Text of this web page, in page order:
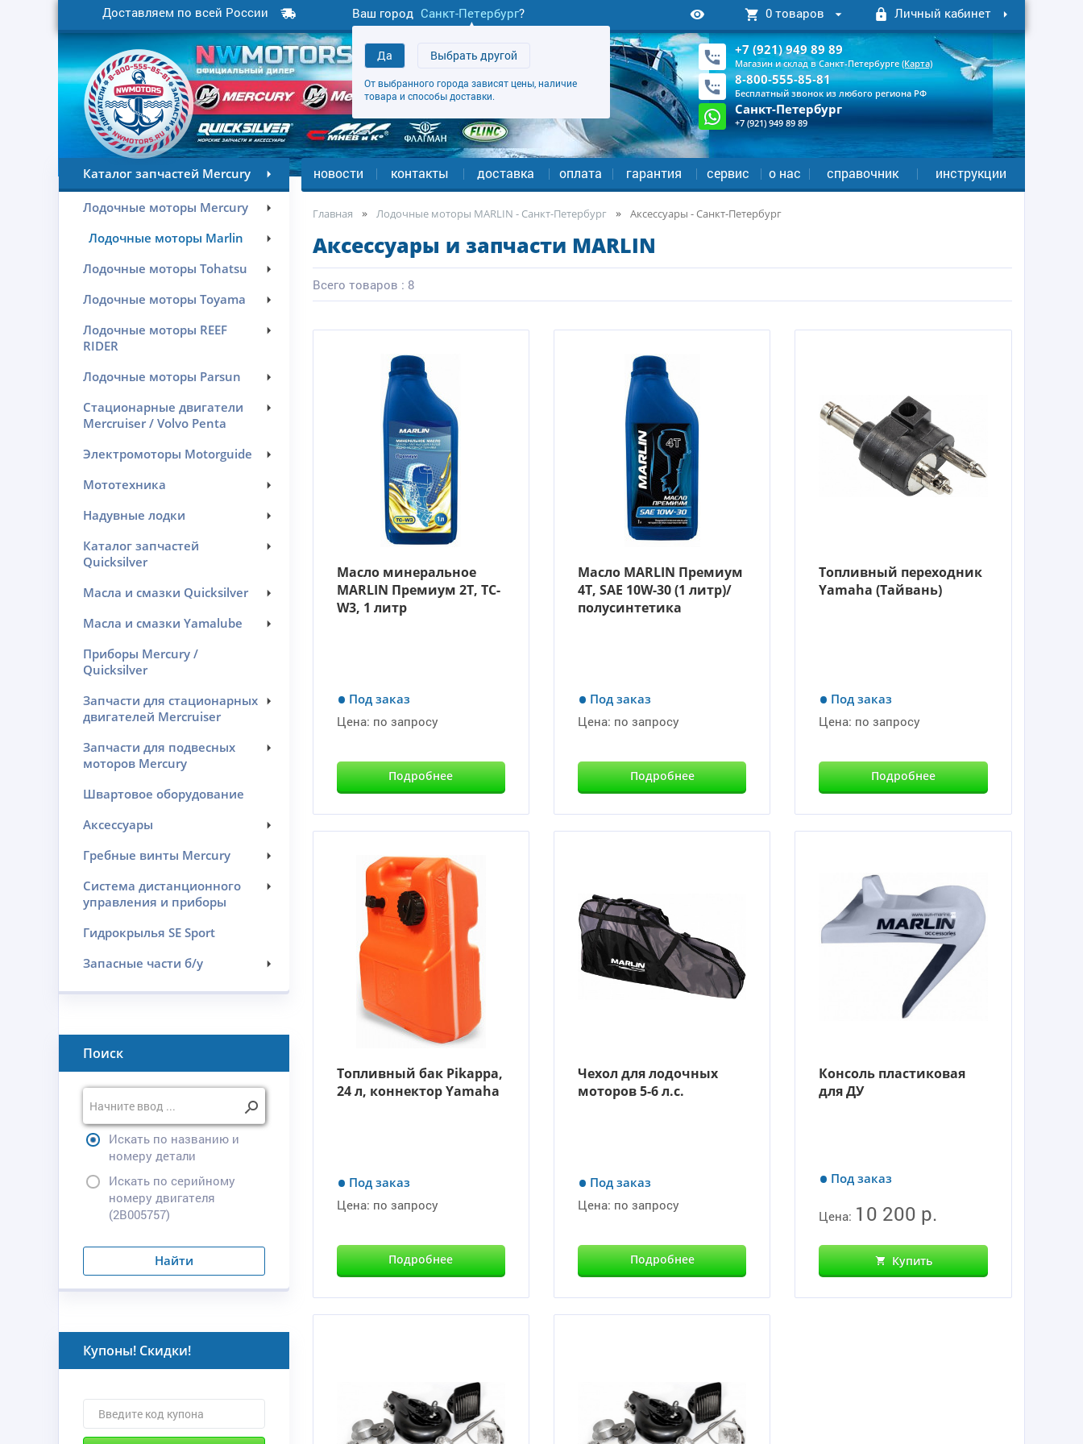
Доставляем по всей России Ваш город Санкт-Петербург?
Да Выбрать другой
От выбранного города зависят цены, наличие
товара и способы доставки.
0 товаров Личный кабинет
+7 (921) 949 89 89
Магазин и склад в Санкт-Петербурге (Карта)
8-800-555-85-81
Бесплатный звонок из любого региона РФ
Санкт-Петербург
+7 (921) 949 89 89
Каталог запчастей Mercury
Лодочные моторы Mercury
Лодочные моторы Marlin
Лодочные моторы Tohatsu
Лодочные моторы Toyama
Лодочные моторы REEF
RIDER
Лодочные моторы Parsun
Стационарные двигатели
Mercruiser / Volvo Penta
Электромоторы Motorguide
Мототехника
Надувные лодки
Каталог запчастей
Quicksilver
Масла и смазки Quicksilver
Масла и смазки Yamalube
Приборы Mercury /
Quicksilver
Запчасти для стационарных
двигателей Mercruiser
Запчасти для подвесных
моторов Mercury
Швартовое оборудование
Аксессуары
Гребные винты Mercury
Система дистанционного
управления и приборы
Гидрокрылья SE Sport
Запасные части б/у
Поиск
Искать по названию и
номеру детали
Искать по серийному
номеру двигателя
(2B005757)
Найти
Купоны! Скидки!
новости контакты доставка оплата гарантия сервис о нас справочник инструкции
Главная Лодочные моторы MARLIN - Санкт-Петербург Аксессуары - Санкт-Петербург
Аксессуары и запчасти MARLIN
Всего товаров : 8
Масло минеральное
MARLIN Премиум 2Т, TC-
W3, 1 литр
Под заказ
Цена: по запросу
Подробнее
Масло MARLIN Премиум
4Т, SAE 10W-30 (1 литр)/
полусинтетика
Под заказ
Цена: по запросу
Подробнее
Топливный переходник
Yamaha (Тайвань)
Под заказ
Цена: по запросу
Подробнее
Топливный бак Pikappa,
24 л, коннектор Yamaha
Под заказ
Цена: по запросу
Подробнее
Чехол для лодочных
моторов 5-6 л.с.
Под заказ
Цена: по запросу
Подробнее
Консоль пластиковая
для ДУ
Под заказ
Цена: 10 200 р.
Купить